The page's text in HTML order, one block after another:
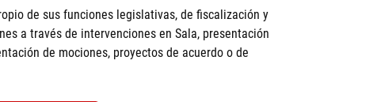
de sus funciones legislativas, de fiscalización y
a través de intervenciones en Sala, presentación
de mociones, proyectos de acuerdo o de